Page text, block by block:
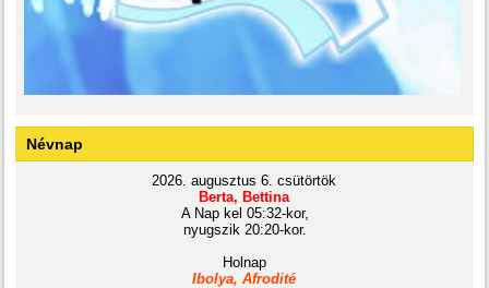
Névnap
2026. augusztus 6. csütörtök
Berta, Bettina
A Nap kel 05:32-kor,
nyugszik 20:20-kor.
Holnap
Ibolya, Afrodité